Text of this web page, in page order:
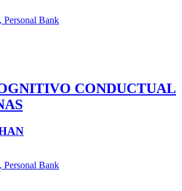
CONDUCTUAL